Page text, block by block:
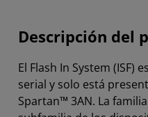
Descripción del
El Flash In System (ISF)
serial y solo está
Spartan™ 3AN. La